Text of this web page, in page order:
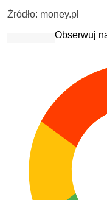
Źródło: money.pl
Obserwuj